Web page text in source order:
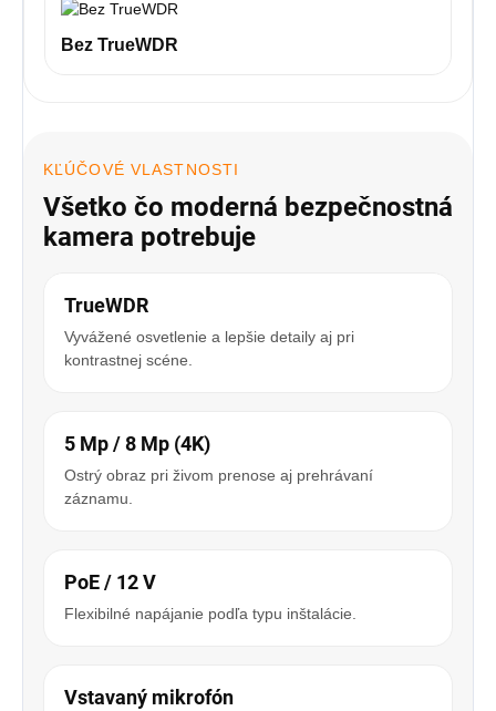
Bez TrueWDR
KĽÚČOVÉ VLASTNOSTI
Všetko čo moderná bezpečnostná
kamera potrebuje
TrueWDR
Vyvážené osvetlenie a lepšie detaily aj pri
kontrastnej scéne.
5 Mp / 8 Mp (4K)
Ostrý obraz pri živom prenose aj prehrávaní
záznamu.
PoE / 12 V
Flexibilné napájanie podľa typu inštalácie.
Vstavaný mikrofón